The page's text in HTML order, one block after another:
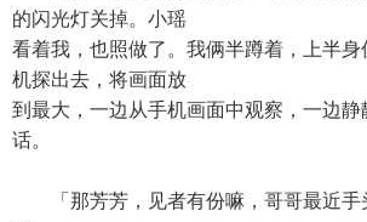
的闪光灯关掉。小瑶
看着我，也照做了。我俩半蹲着，上半
机探出去，将画面放
到最大，一边从手机画面中观察，一边静
话。
「那芳芳，见者有份嘛，哥哥最近手